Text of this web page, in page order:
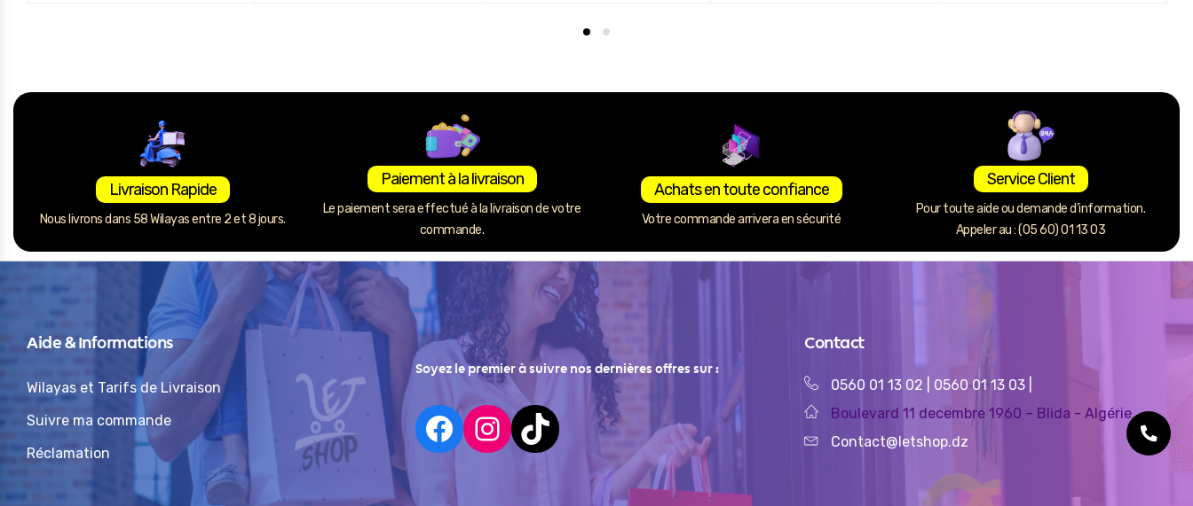
Livraison Rapide
Nous livrons dans 58 Wilayas entre 2 et 8 jours.
Paiement à la livraison
Le paiement sera effectué à la livraison de votre
commande.
Achats en toute confiance
Votre commande arrivera en sécurité
Service Client
Pour toute aide ou demande d’information.
Appeler au : (05 60) 01 13 03
Aide & Informations
Wilayas et Tarifs de Livraison
Suivre ma commande
Réclamation
Soyez le premier à suivre nos dernières offres sur :
Contact
0560 01 13 02 0560 01 13 03
Boulevard 11 decembre 1960 – Blida - Algérie
Contact@letshop.dz